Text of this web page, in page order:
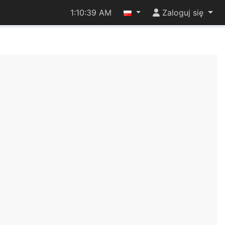
1:10:39 AM Zaloguj się